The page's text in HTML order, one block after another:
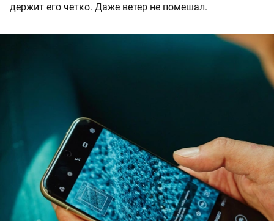
держит его четко. Даже ветер не помешал.